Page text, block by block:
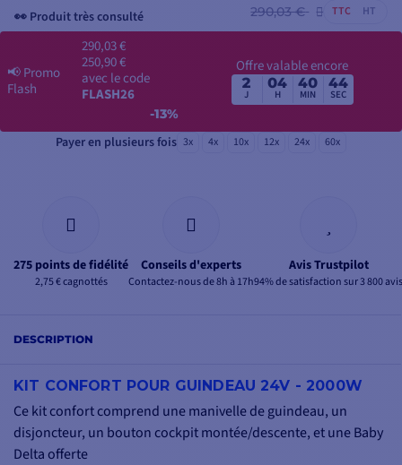
290,03 €
TTC HT
👀 Produit très consulté
📢Promo
Flash
290,03 €
250,90 €
avec le code
FLASH26
-13%
Offre valable encore
2
J
04
H
40
MIN
43
SEC
Payer en plusieurs fois 3x 4x 10x 12x 24x 60x
275 points de fidélité
2,75 € cagnottés
Conseils d'experts
Contactez-nous de 8h à 17h
Avis Trustpilot
94% de satisfaction sur 3 800 avis
DESCRIPTION
KIT CONFORT POUR GUINDEAU 24V - 2000W
Ce kit confort comprend une manivelle de guindeau, un
disjoncteur, un bouton cockpit montée/descente, et une Baby
Delta offerte